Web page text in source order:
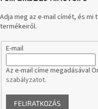
Formwood
kollekció
hullámon
Adja meg az e-mail címét, és
termékeiről.
E-mail
Az e-mail címe megadásával
szabályzatot.
FELIRATKOZÁS